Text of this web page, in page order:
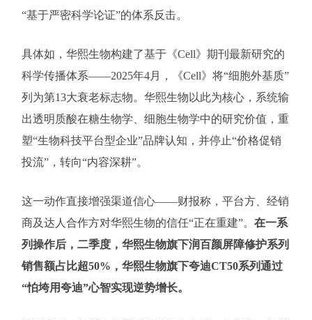
“基于严密科学论证”的体系反击。
具体如，华熙生物构建了基于《Cell》期刊最新研究的
科学传播体系——2025年4月，《Cell》将“细胞外基质”
列为第13大衰老标志物。华熙生物以此为核心，系统输
出透明质酸在糖生物学、细胞生物学中的研究价值，重
塑“生物科技平台型企业”品牌认知，并停止“价格促销
投流”，转向“内容深耕”。
这一动作直接增强渠道信心——财报称，平台方、经销
商及达人合作方对华熙生物的信任“正在重建”。 在一系
列操作后，二季度，华熙生物旗下润百颜屏障修护系列
销售额占比超50%，华熙生物旗下夸迪CT50系列通过
“怕垮用夸迪”心智实现逆势增长。